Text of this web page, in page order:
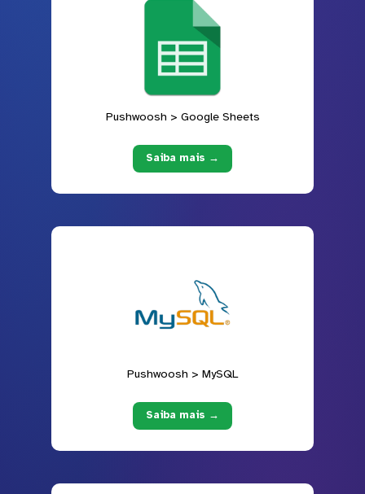
Pushwoosh > Google Sheets
Saiba mais →
Pushwoosh > MySQL
Saiba mais →